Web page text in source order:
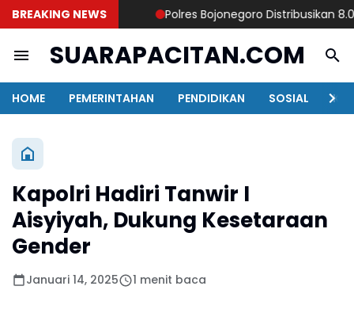
BREAKING NEWS Polres Bojonegoro Distribusikan 8.000
SUARAPACITAN.COM
HOME PEMERINTAHAN PENDIDIKAN SOSIAL
Kapolri Hadiri Tanwir I
Aisyiyah, Dukung Kesetaraan
Gender
Januari 14, 2025 1 menit baca